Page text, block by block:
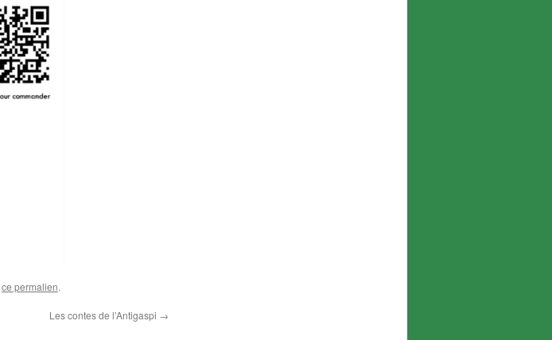
ce permalien.
Les contes de l’Antigaspi →